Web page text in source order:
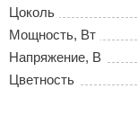
Цоколь
Мощность, Вт
Напряжение, В
Цветность